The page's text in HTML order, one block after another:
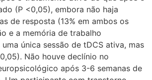
(P <0,05), embora não haja
de resposta (13% em ambos os
e a memória de trabalho
única sessão de tDCS ativa, mas
Não houve declínio no
após 3-6 semanas de